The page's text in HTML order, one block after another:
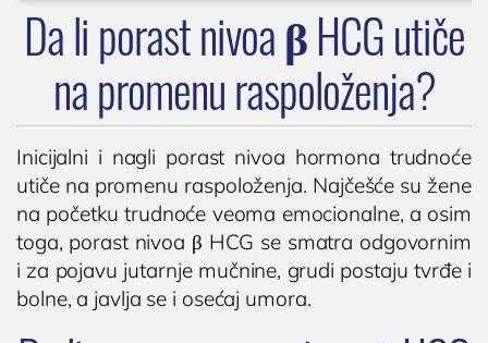
Da li porast nivoa β HCG utiče
na promenu raspoloženja?
Inicijalni i nagli porast nivoa hormona trudnoće
utiče na promenu raspoloženja. Najčešće su žene
na početku trudnoće veoma emocionalne, a osim
toga, porast nivoa β HCG se smatra odgovornim
i za pojavu jutarnje mučnine, grudi postaju tvrđe i
bolne, a javlja se i osećaj umora.